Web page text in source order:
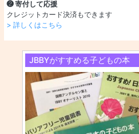
❷ 寄付して応援
クレジットカード決済もできます
> 詳しくはこちら
JBBYがすすめる子どもの本